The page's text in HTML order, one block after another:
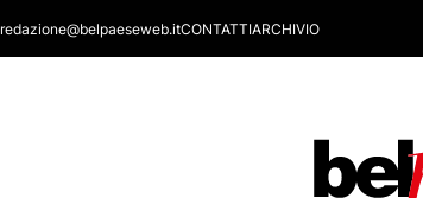
redazione@belpaeseweb.itCONTATTIARCHIVIO